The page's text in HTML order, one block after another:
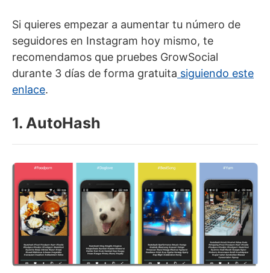
Si quieres empezar a aumentar tu número de
seguidores en Instagram hoy mismo, te
recomendamos que pruebes GrowSocial
durante 3 días de forma gratuita siguiendo este
enlace.
1. AutoHash